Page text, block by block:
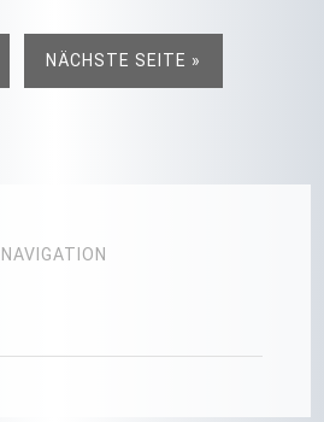
NÄCHSTE SEITE »
NAVIGATION